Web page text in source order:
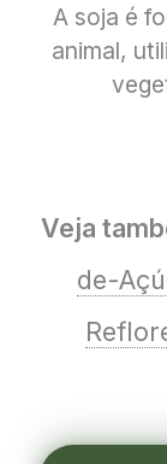
A soja é
animal,
Veja
de-